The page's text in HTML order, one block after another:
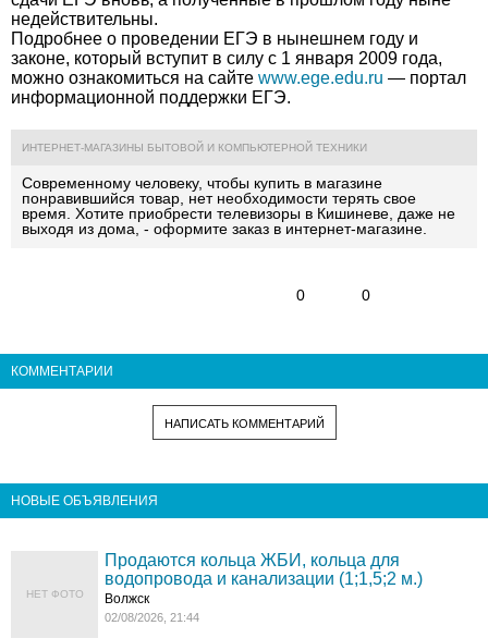
недействительны.
Подробнее о проведении ЕГЭ в нынешнем году и
законе, который вступит в силу с 1 января 2009 года,
можно ознакомиться на сайте www.ege.edu.ru — портал
информационной поддержки ЕГЭ.
ИНТЕРНЕТ-МАГАЗИНЫ БЫТОВОЙ И КОМПЬЮТЕРНОЙ ТЕХНИКИ
Современному человеку, чтобы купить в магазине
понравившийся товар, нет необходимости терять свое
время. Хотите приобрести телевизоры в Кишиневе , даже не
выходя из дома, - оформите заказ в интернет-магазине
0 0
КОММЕНТАРИИ
НАПИСАТЬ КОММЕНТАРИЙ
НОВЫЕ ОБЪЯВЛЕНИЯ
НЕТ ФОТО
Продаются кольца ЖБИ, кольца для
водопровода и канализации (1;1,5;2 м.)
Волжск
02/08/2026, 21:44